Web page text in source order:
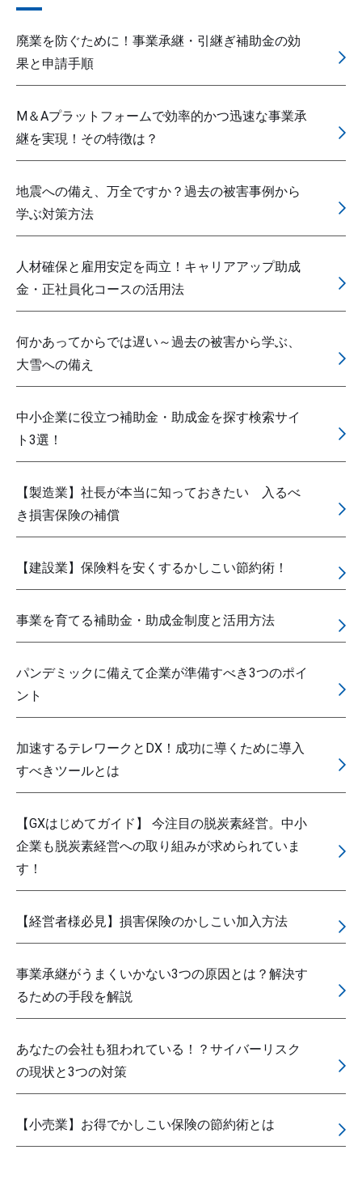
廃業を防ぐために！事業承継・引継ぎ補助金の効
果と申請手順
M＆Aプラットフォームで効率的かつ迅速な事業承
継を実現！その特徴は？
地震への備え、万全ですか？過去の被害事例から
学ぶ対策方法
人材確保と雇用安定を両立！キャリアアップ助成
金・正社員化コースの活用法
何かあってからでは遅い～過去の被害から学ぶ、
大雪への備え
中小企業に役立つ補助金・助成金を探す検索サイ
ト3選！
【製造業】社長が本当に知っておきたい 入るべ
き損害保険の補償
【建設業】保険料を安くするかしこい節約術！
事業を育てる補助金・助成金制度と活用方法
パンデミックに備えて企業が準備すべき3つのポイ
ント
加速するテレワークとDX！成功に導くために導入
すべきツールとは
【GXはじめてガイド】 今注目の脱炭素経営。中小
企業も脱炭素経営への取り組みが求められていま
す！
【経営者様必見】損害保険のかしこい加入方法
事業承継がうまくいかない3つの原因とは？解決す
るための手段を解説
あなたの会社も狙われている！？サイバーリスク
の現状と3つの対策
【小売業】お得でかしこい保険の節約術とは